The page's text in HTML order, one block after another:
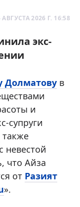
АВГУСТА 2026 Г. 16:58
экс-
Долматову в
и
супруги
также
невестой
что Айза
от Разият
».